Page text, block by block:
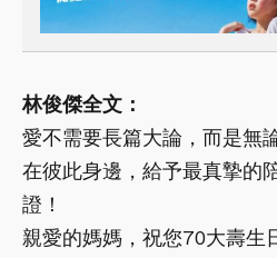
林俊傑全文：
愛不需要長篇大論，而是無
在彼此身邊，給予最真摯的
證！
親愛的媽媽，祝您70大壽生